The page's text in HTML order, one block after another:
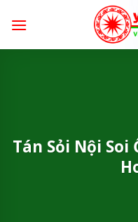
Tán Sỏi Nội Soi